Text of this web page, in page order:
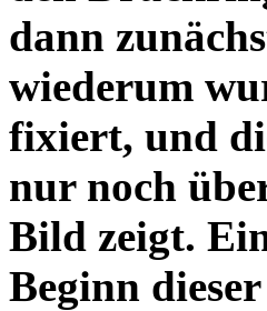
dann
wiederum
fixiert, und
nur noch
Bild zeigt.
Beginn